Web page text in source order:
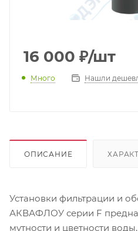
16 000 ₽/шт
Много Нашли
ОПИСАНИЕ
Установки фильтрации и
АКВАФЛОУ серии F
мутности и цветности